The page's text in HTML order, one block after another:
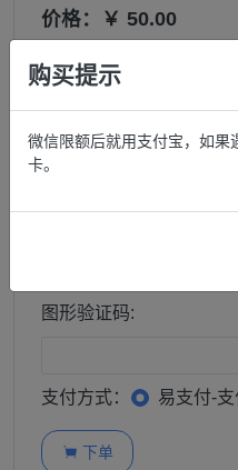
价格：￥ 50.00
邮箱:
购买:
图形验证码:
支付方式： 易支付-支
 下单
购买提示
微信限额后就用支付宝，如果
卡。